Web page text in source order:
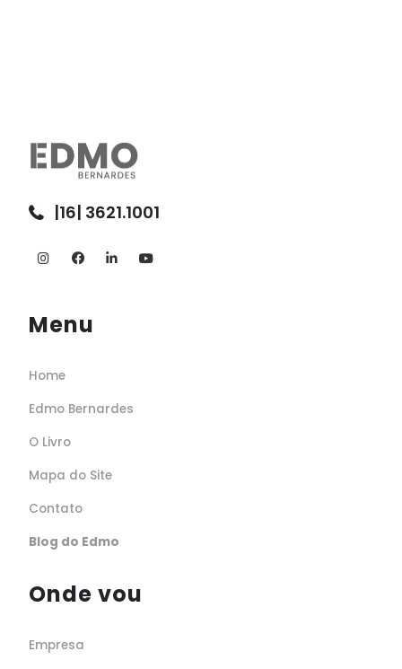
|16| 3621.1001
Menu
Home
Edmo Bernardes
O Livro
Mapa do Site
Contato
Blog do Edmo
Onde vou
Empresa